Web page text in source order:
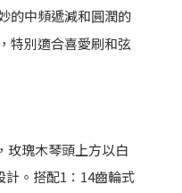
的中頻遞減和圓潤的
特別適合喜愛刷和弦
玫瑰木琴頭上方以白
計。搭配1：14齒輪式